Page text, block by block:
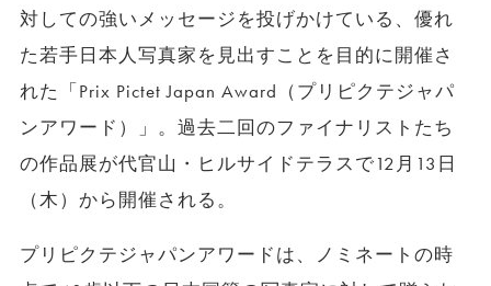
対しての強いメッセージを投げかけている、優れ
た若手日本人写真家を見出すことを目的に開催さ
れた「Prix Pictet Japan Award（プリピクテジャパ
ンアワード）」。過去二回のファイナリストたち
の作品展が代官山・ヒルサイドテラスで12月13日
（木）から開催される。
プリピクテジャパンアワードは、ノミネートの時